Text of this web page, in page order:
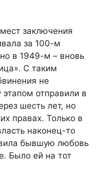
заключения
за 100-м
в 1949-м – вновь
С таким
не
отправили в
шесть лет, но
правах. Только в
наконец-то
бывшую любовь
Было ей на тот